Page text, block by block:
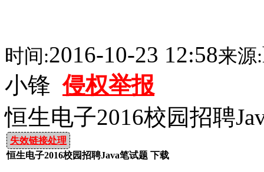
时间:2016-10-23 12:58来源:
小锋侵权举报
恒生电子2016校园招聘
失效链接处理
恒生电子2016校园招聘Java笔试题 下载